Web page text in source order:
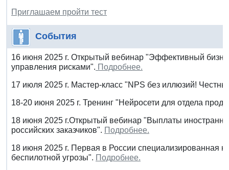
Приглашаем пройти тест
События
16 июня 2025 г. Открытый вебинар "Эффективный
управления рисками". Подробнее.
17 июля 2025 г. Мастер-класс "NPS без иллюзий!
18-20 июня 2025 г. Тренинг "Нейросети для отдела
18 июня 2025 г.Открытый вебинар "Выплаты
российских заказчиков". Подробнее.
18 июня 2025 г. Первая в России специализированная
беспилотной угрозы". Подробнее.